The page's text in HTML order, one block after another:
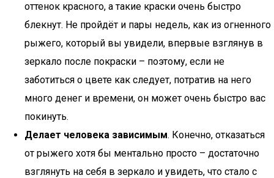
оттенок красного, а такие краски очень быстро
блекнут. Не пройдёт и пары недель, как из огненного
рыжего, который вы увидели, впервые взглянув в
зеркало после покраски – поэтому, если не
заботиться о цвете как следует, потратив на него
много денег и времени, он может очень быстро вас
покинуть.
Делает человека зависимым. Конечно, отказаться
от рыжего хотя бы ментально просто – достаточно
взглянуть на себя в зеркало и увидеть, что стало с